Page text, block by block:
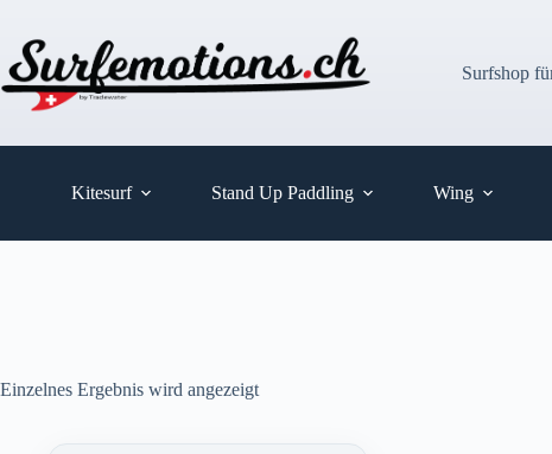
springen
Surfshop
Kitesurf Stand Up Paddling Wing
Einzelnes Ergebnis wird angezeigt